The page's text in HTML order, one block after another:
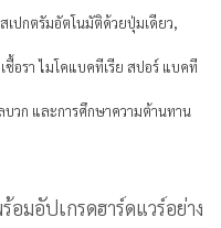
เปกตรัมอัตโนมัติด้วยปุ่มเดียว,
อรา ไมโคแบคทีเรีย สปอร์ แบคที
บวก และการศึกษาความต้านทาน
มอัปเกรดฮาร์ดแวร์อย่าง